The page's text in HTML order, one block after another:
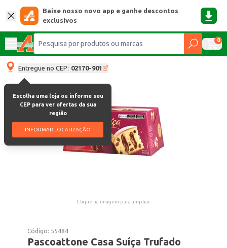
Baixe nosso novo app e ganhe descontos
exclusivos
0
Entregue no CEP: 02170-901
Escolha uma loja ou informe seu
CEP para ver ofertas da sua
região
INFORMAR LOCALIZAÇÃO
Clique na imagem para ampliar.
Código: 55484
Pascoattone Casa Suíça Trufado